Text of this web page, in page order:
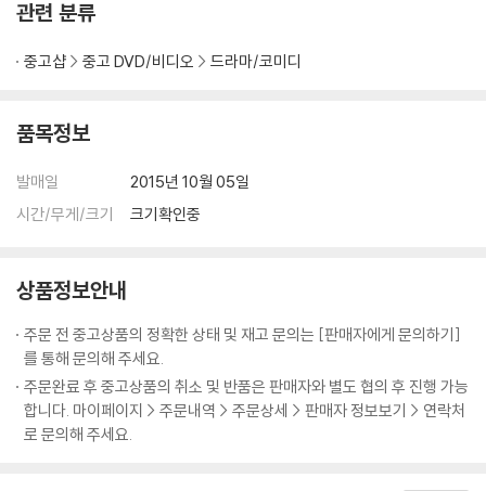
관련 분류
중고샵 중고 DVD/비디오 드라마/코미디
품목정보
발매일
2015년 10월 05일
시간/무게/크기
크기확인중
상품정보안내
주문 전 중고상품의 정확한 상태 및 재고 문의는 [판매자에게 문의하기]
를 통해 문의해 주세요.
주문완료 후 중고상품의 취소 및 반품은 판매자와 별도 협의 후 진행 가능
합니다. 마이페이지 > 주문내역 > 주문상세 > 판매자 정보보기 > 연락처
로 문의해 주세요.